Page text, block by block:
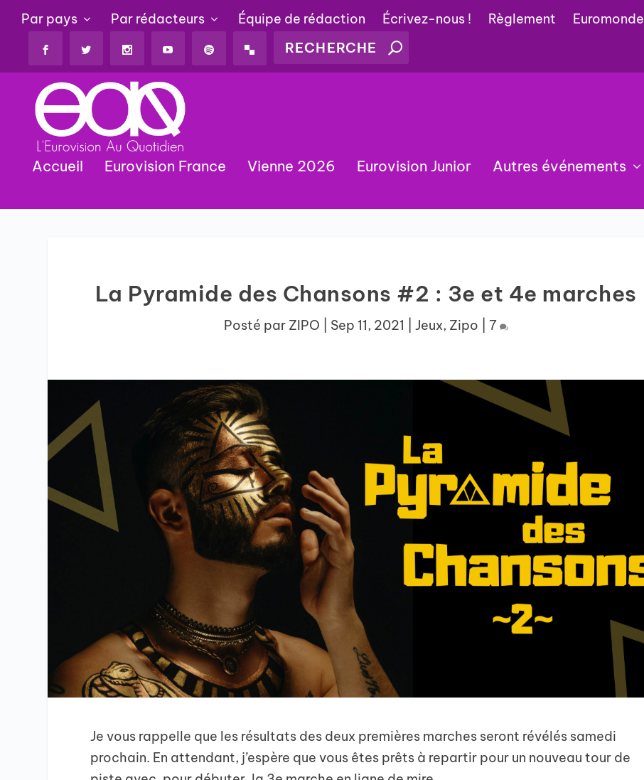
Par pays Par rédacteurs Équipe de rédaction Écrivez-nous ! Règlement Euromonde
Accueil Eurovision France Vienne 2026 Eurovision Junior Autres événements
La Pyramide des Chansons #2 : 3e et 4e marches
Posté par ZIPO Sep 11, 2021 Jeux, Zipo 7
Je vous rappelle que les résultats des deux premières marches seront révélés samedi
prochain. En attendant, j’espère que vous êtes prêts à repartir pour un nouveau tour de